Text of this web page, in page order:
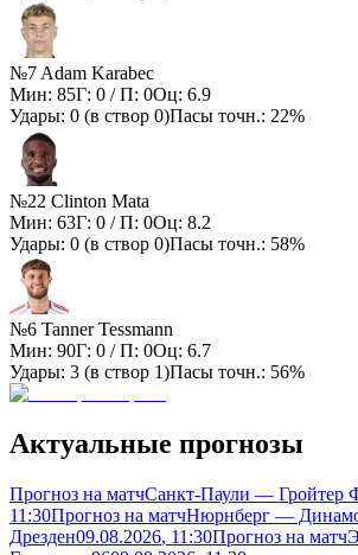
№7 Adam Karabec
Мин: 85Г: 0 / П: 0Оц: 6.9
Удары: 0 (в створ 0)Пасы точн.: 22%
№22 Clinton Mata
Мин: 63Г: 0 / П: 0Оц: 8.2
Удары: 0 (в створ 0)Пасы точн.: 58%
№6 Tanner Tessmann
Мин: 90Г: 0 / П: 0Оц: 6.7
Удары: 3 (в створ 1)Пасы точн.: 56%
Актуальные прогнозы
Прогноз на матчСанкт-Паули — Гройтер
11:30Прогноз на матчНюрнберг —
Дрезден09.08.2026, 11:30Прогноз на матч